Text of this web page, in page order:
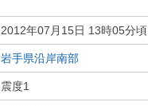
2012年07月15日 13時05分頃
岩手県沿岸南部
震度1